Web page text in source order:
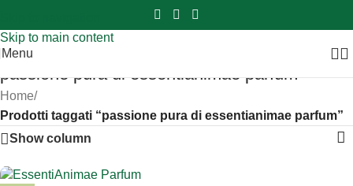
Skip to main content
Sei hai domande contattaci 📲3341056025 - 3886572748
Menu
passione pura di essentianimae parfum
Home/
Prodotti taggati “passione pura di essentianimae parfum”
Show column